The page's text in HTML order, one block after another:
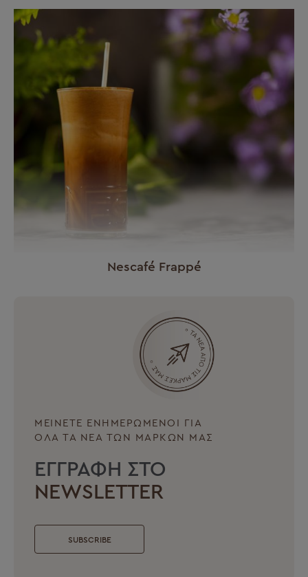
Nescafé Frappé
ΜΕΙΝΕΤΕ ΕΝΗΜΕΡΩΜΕΝΟΙ ΓΙΑ
ΟΛΑ ΤΑ ΝΕΑ ΤΩΝ ΜΑΡΚΩΝ ΜΑΣ
ΕΓΓΡΑΦΗ ΣΤΟ
NEWSLETTER
SUBSCRIBE